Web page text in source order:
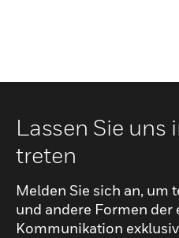
Lassen Sie uns
treten
Melden Sie sich an, um
und andere Formen der
Kommunikation